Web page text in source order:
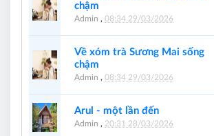
chậm
Admin , 08:34 29/03/2026
Về xóm trà Sương Mai sống
chậm
Admin , 08:34 29/03/2026
Arul - một lần đến
Admin , 20:31 28/03/2026